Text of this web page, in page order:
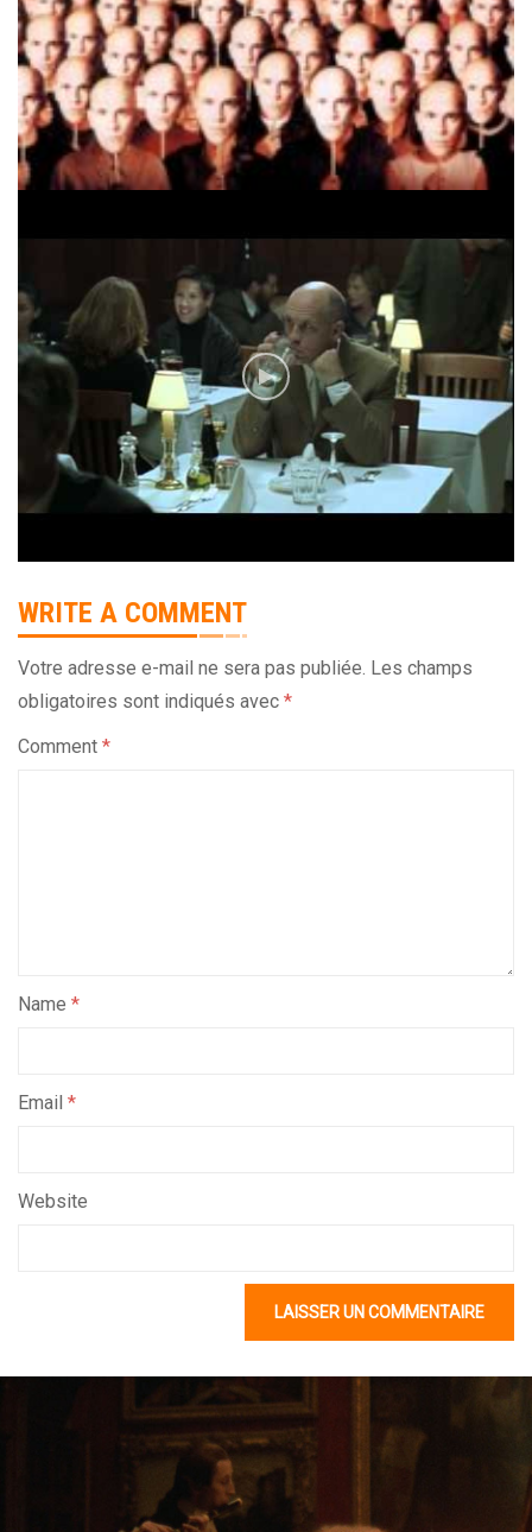
WRITE A COMMENT
Votre adresse e-mail ne sera pas publiée. Les champs
obligatoires sont indiqués avec *
Comment *
Name *
Email *
Website